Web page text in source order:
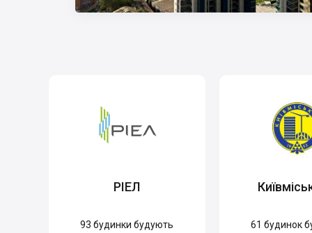
РІЕЛ
93 будинки будують
61 будинок